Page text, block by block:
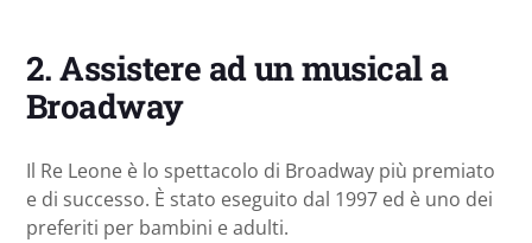
2. Assistere ad un musical a
Broadway
Il Re Leone è lo spettacolo di Broadway più premiato
e di successo. È stato eseguito dal 1997 ed è uno dei
preferiti per bambini e adulti.